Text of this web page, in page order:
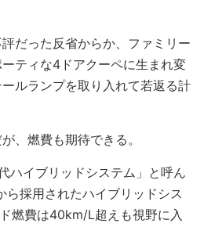
だった反省からか、ファミリー
ティな4ドアクーペに生まれ変
ルランプを取り入れて若返る計
、燃費も期待できる。
ハイブリッドシステム」と呼ん
ら採用されたハイブリッドシス
燃費は40km/L超えも視野に入